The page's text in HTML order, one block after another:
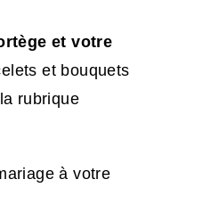
et votre
et bouquets
rubrique
à votre